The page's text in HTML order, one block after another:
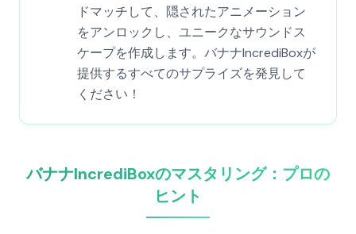
ドマッチして、隠されたアニメーション
をアンロックし、ユニークなサウンドス
ケープを作成します。バナナIncrediBoxが
提供するすべてのサプライズを発見して
ください！
バナナIncrediBoxのマスタリング：プロの
ヒント